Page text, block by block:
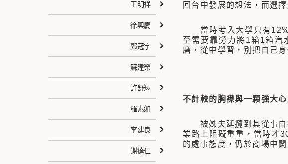
回台中發展的想法，而選
當時考入大學只有12%
至需要靠勞力將1箱1箱汽
磨，從中學習，別把自己
不計較的胸襟與一顆強大心
被姊夫延攬到其從事自
業路上阻礙重重，當時才
的處事態度，仍於商場中
王明祥
徐興慶
鄭冠宇
蘇建榮
許舒翔
羅素如
李建良
謝達仁